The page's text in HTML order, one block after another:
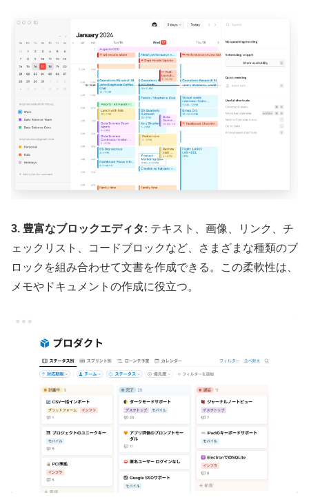
3. 豊富なブロックエディタ: テキスト、画像、リンク、チ
ェックリスト、コードブロックなど、さまざまな種類のブ
ロックを組み合わせて文書を作成できる。この柔軟性は、
メモやドキュメントの作成に役立つ。